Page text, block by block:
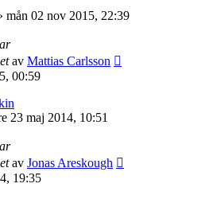
mån 02 nov 2015, 22:39
av Mattias Carlsson
00:59
23 maj 2014, 10:51
av Jonas Areskough
19:35